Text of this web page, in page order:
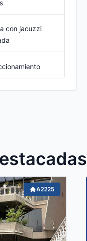
con jacuzzi
A2225